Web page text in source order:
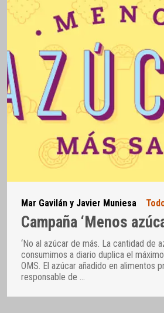
Mar Gavilán y Javier Muniesa
Campaña ‘Menos
‘No al azúcar de más. La cantidad de
consumimos a diario duplica el
OMS. El azúcar añadido en alimentos
responsable de …